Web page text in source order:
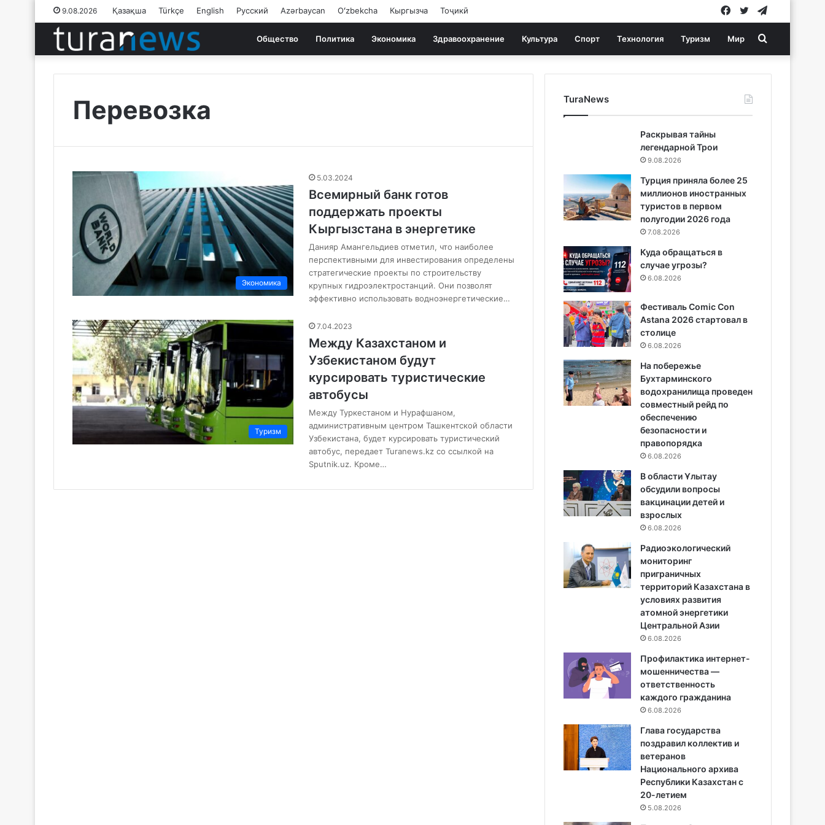
9.08.2026 Қазақша Türkçe English Русский Azərbaycan Oʻzbekcha Кыргызча Тоҷикӣ Twitter
Facebook
Общество Политика Экономика Здравоохранение Культура Спорт Технология Туризм Мир Search
for
Перевозка
Экономика
5.03.2024
Всемирный банк готов
поддержать проекты
Кыргызстана в энергетике
Данияр Амангельдиев отметил, что наиболее
перспективными для инвестирования определены
стратегические проекты по строительству
крупных гидроэлектростанций. Они позволят
эффективно использовать водноэнергетические…
Туризм
7.04.2023
Между Казахстаном и
Узбекистаном будут
курсировать туристические
автобусы
Между Туркестаном и Нурафшаном,
административным центром Ташкентской области
Узбекистана, будет курсировать туристический
автобус, передает Turanews.kz со ссылкой на
Sputnik.uz. Кроме…
TuraNews
Раскрывая тайны
легендарной Трои
9.08.2026
Турция приняла более 25
миллионов иностранных
туристов в первом
полугодии 2026 года
7.08.2026
Куда обращаться в
случае угрозы?
6.08.2026
Фестиваль Comic Con
Astana 2026 стартовал в
столице
6.08.2026
На побережье
Бухтарминского
водохранилища проведен
совместный рейд по
обеспечению
безопасности и
правопорядка
6.08.2026
В области Ұлытау
обсудили вопросы
вакцинации детей и
взрослых
6.08.2026
Радиоэкологический
мониторинг
приграничных
территорий Казахстана в
условиях развития
атомной энергетики
Центральной Азии
6.08.2026
Профилактика интернет-
мошенничества —
ответственность
каждого гражданина
6.08.2026
Глава государства
поздравил коллектив и
ветеранов
Национального архива
Республики Казахстан с
20-летием
5.08.2026